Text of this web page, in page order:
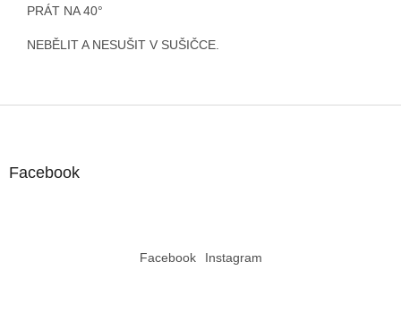
PRÁT NA 40°
NEBĚLIT A NESUŠIT V SUŠIČCE.
Facebook
Facebook Instagram